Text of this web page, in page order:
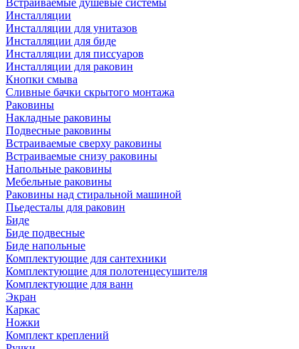
Встраиваемые душевые системы
Инсталляции
Инсталляции для унитазов
Инсталляции для биде
Инсталляции для писсуаров
Инсталляции для раковин
Кнопки смыва
Сливные бачки скрытого монтажа
Раковины
Накладные раковины
Подвесные раковины
Встраиваемые сверху раковины
Встраиваемые снизу раковины
Напольные раковины
Мебельные раковины
Раковины над стиральной машиной
Пьедесталы для раковин
Биде
Биде подвесные
Биде напольные
Комплектующие для сантехники
Комплектующие для полотенцесушителя
Комплектующие для ванн
Экран
Каркас
Ножки
Комплект креплений